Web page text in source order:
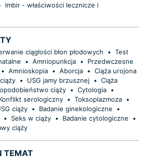
Imbir - właściwości lecznicze i
ciągłości błon płodowych • Test
• Amniopunkcja •
Przedwczesne
• Amnioskopia • Aborcja • Ciąża urojona
• USG jamy brzusznej • Ciąża
ciąży • Cytologia •
serologiczny • Toksoplazmoza •
ciąży • Badanie ginekologiczne
•
• Seks w ciąży • Badanie cytologiczne
•
ciąży
TEMAT